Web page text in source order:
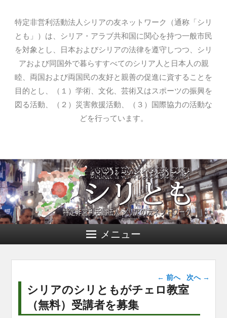
特定非営利活動法人シリアの友ネットワーク（通称「シリ
とも」）は、シリア・アラブ共和国に関心を持つ一般市民
を対象とし、日本およびシリアの法律を遵守しつつ、シリ
アおよび同国外で暮らすすべてのシリア人と日本人の親
睦、両国および両国民の友好と親善の促進に資することを
目的とし、（１）学術、文化、芸術又はスポーツの振興を
図る活動、（２）災害救援活動、（３）国際協力の活動な
どを行っています。
メニュー
投稿ナビゲー
ション
← 前へ 次へ →
シリアのシリともがチェロ教室
（無料）受講者を募集